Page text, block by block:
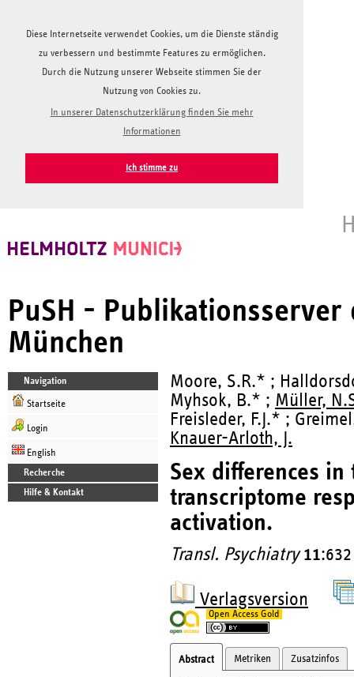
Diese Internetseite verwendet Cookies, um die Dienste ständig
zu verbessern und bestimmte Features zu ermöglichen.
Durch die Nutzung unserer Webseite stimmen Sie der
Nutzung von Cookies zu.
In unserer Datenschutzerklärung finden Sie mehr
Informationen
Ich stimme zu
PuSH -
München
Navigation
Startseite
Login
English
Recherche
Hilfe & Kontakt
Moore, S.R.* ;
Myhsok, B.* ; Müller,
Freisleder, F.J.* ;
Knauer-Arloth, J.
Sex differences
transcriptome
activation.
Transl. Psychiatry 11
Verlagsversion
Open Access Gold
Abstract Metriken Zusatzinfos